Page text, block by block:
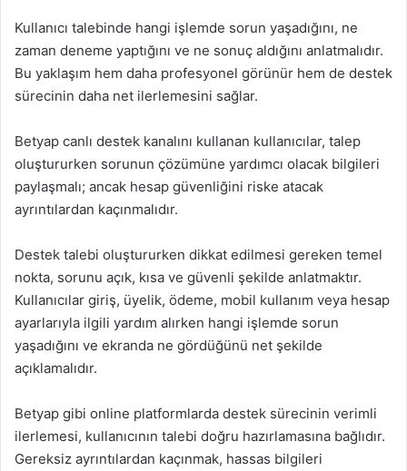
Kullanıcı talebinde hangi işlemde sorun yaşadığını, ne
zaman deneme yaptığını ve ne sonuç aldığını anlatmalıdır.
Bu yaklaşım hem daha profesyonel görünür hem de destek
sürecinin daha net ilerlemesini sağlar.
Betyap canlı destek kanalını kullanan kullanıcılar, talep
oluştururken sorunun çözümüne yardımcı olacak bilgileri
paylaşmalı; ancak hesap güvenliğini riske atacak
ayrıntılardan kaçınmalıdır.
Destek talebi oluştururken dikkat edilmesi gereken temel
nokta, sorunu açık, kısa ve güvenli şekilde anlatmaktır.
Kullanıcılar giriş, üyelik, ödeme, mobil kullanım veya hesap
ayarlarıyla ilgili yardım alırken hangi işlemde sorun
yaşadığını ve ekranda ne gördüğünü net şekilde
açıklamalıdır.
Betyap gibi online platformlarda destek sürecinin verimli
ilerlemesi, kullanıcının talebi doğru hazırlamasına bağlıdır.
Gereksiz ayrıntılardan kaçınmak, hassas bilgileri